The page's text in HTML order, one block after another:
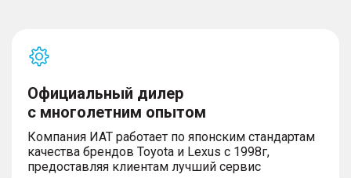
Официальный дилер
с многолетним опытом
Компания ИАТ работает по японским стандартам
качества брендов Toyota и Lexus с 1998г,
предоставляя клиентам лучший сервис